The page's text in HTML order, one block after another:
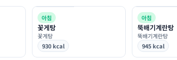
아침
꽃게탕
꽃게탕
930 kcal
아침
뚝배기계란탕
뚝배기계란탕
945 kcal